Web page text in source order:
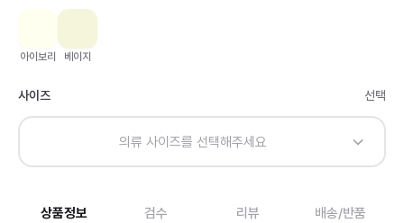
아이보리 베이지
사이즈 선택
의류 사이즈를 선택해주세요
상품정보 검수 리뷰 배송/반품